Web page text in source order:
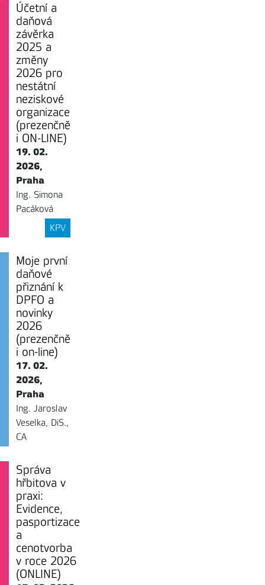
Účetní a
daňová
závěrka
2025 a
změny
2026 pro
nestátní
neziskové
organizace
(prezenčně
i ON-LINE)
19. 02.
2026,
Praha
Ing. Simona
Pacáková
KPV
Moje první
daňové
přiznání k
DPFO a
novinky
2026
(prezenčně
i on-line)
17. 02.
2026,
Praha
Ing. Jaroslav
Veselka, DiS.,
CA
Správa
hřbitova v
praxi:
Evidence,
pasportizace
a
cenotvorba
v roce 2026
(ONLINE)